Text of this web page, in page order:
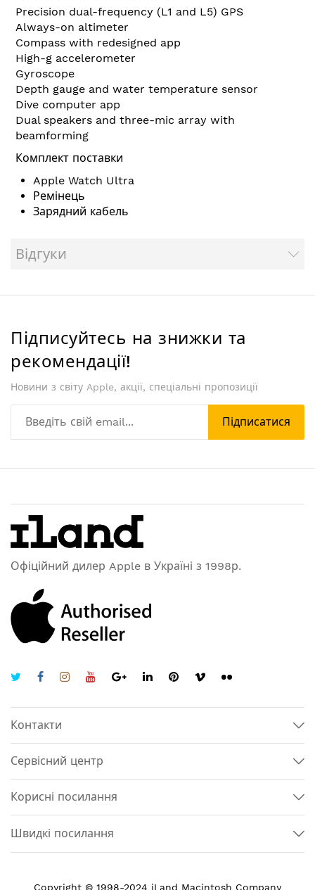
Precision dual-frequency (L1 and L5) GPS
Always-on altimeter
Compass with redesigned app
High-g accelerometer
Gyroscope
Depth gauge and water temperature sensor
Dive computer app
Dual speakers and three-mic array with
beamforming
Комплект поставки
Apple Watch Ultra
Ремінець
Зарядний кабель
Відгуки
Підписуйтесь на знижки та
рекомендації!
Новини з світу Apple, акції, спеціальні пропозиції
Підписатися
Офіційний дилер Apple в Україні з 1998р.
Контакти
Сервісний центр
Корисні посилання
Швидкі посилання
Copyright © 1998-2024 iLand Macintosh Company